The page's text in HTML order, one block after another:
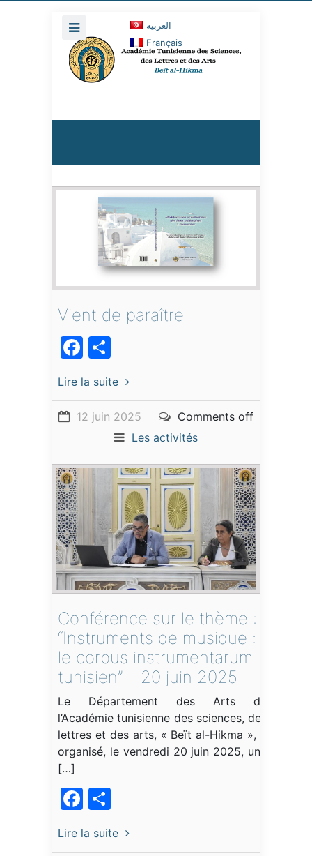
العربية
Français
Vient de paraître
Facebook
Lire la suite
12 juin 2025
Comments off
Les activités
Conférence sur le thème :
“Instruments de musique :
le corpus instrumentarum
tunisien” – 20 juin 2025
Le Département des Arts de
l’Académie tunisienne des sciences, des
lettres et des arts, « Beït al-Hikma », a
organisé, le vendredi 20 juin 2025, une
[…]
Facebook
Lire la suite